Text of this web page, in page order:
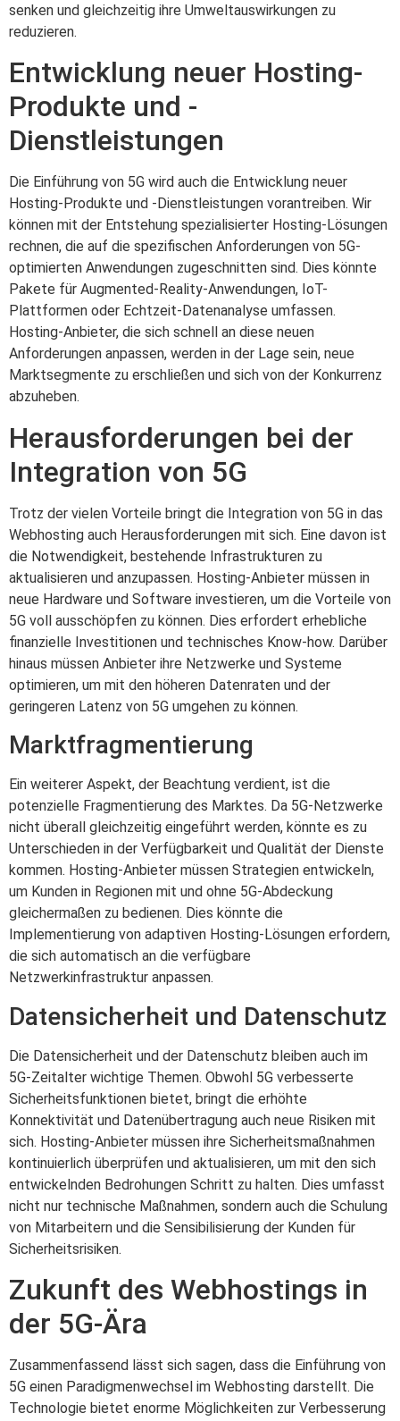
senken und gleichzeitig ihre Umweltauswirkungen zu
reduzieren.
Entwicklung neuer Hosting-
Produkte und -
Dienstleistungen
Die Einführung von 5G wird auch die Entwicklung neuer
Hosting-Produkte und -Dienstleistungen vorantreiben. Wir
können mit der Entstehung spezialisierter Hosting-Lösungen
rechnen, die auf die spezifischen Anforderungen von 5G-
optimierten Anwendungen zugeschnitten sind. Dies könnte
Pakete für Augmented-Reality-Anwendungen, IoT-
Plattformen oder Echtzeit-Datenanalyse umfassen.
Hosting-Anbieter, die sich schnell an diese neuen
Anforderungen anpassen, werden in der Lage sein, neue
Marktsegmente zu erschließen und sich von der Konkurrenz
abzuheben.
Herausforderungen bei der
Integration von 5G
Trotz der vielen Vorteile bringt die Integration von 5G in das
Webhosting auch Herausforderungen mit sich. Eine davon ist
die Notwendigkeit, bestehende Infrastrukturen zu
aktualisieren und anzupassen. Hosting-Anbieter müssen in
neue Hardware und Software investieren, um die Vorteile von
5G voll ausschöpfen zu können. Dies erfordert erhebliche
finanzielle Investitionen und technisches Know-how. Darüber
hinaus müssen Anbieter ihre Netzwerke und Systeme
optimieren, um mit den höheren Datenraten und der
geringeren Latenz von 5G umgehen zu können.
Marktfragmentierung
Ein weiterer Aspekt, der Beachtung verdient, ist die
potenzielle Fragmentierung des Marktes. Da 5G-Netzwerke
nicht überall gleichzeitig eingeführt werden, könnte es zu
Unterschieden in der Verfügbarkeit und Qualität der Dienste
kommen. Hosting-Anbieter müssen Strategien entwickeln,
um Kunden in Regionen mit und ohne 5G-Abdeckung
gleichermaßen zu bedienen. Dies könnte die
Implementierung von adaptiven Hosting-Lösungen erfordern,
die sich automatisch an die verfügbare
Netzwerkinfrastruktur anpassen.
Datensicherheit und Datenschutz
Die Datensicherheit und der Datenschutz bleiben auch im
5G-Zeitalter wichtige Themen. Obwohl 5G verbesserte
Sicherheitsfunktionen bietet, bringt die erhöhte
Konnektivität und Datenübertragung auch neue Risiken mit
sich. Hosting-Anbieter müssen ihre Sicherheitsmaßnahmen
kontinuierlich überprüfen und aktualisieren, um mit den sich
entwickelnden Bedrohungen Schritt zu halten. Dies umfasst
nicht nur technische Maßnahmen, sondern auch die Schulung
von Mitarbeitern und die Sensibilisierung der Kunden für
Sicherheitsrisiken.
Zukunft des Webhostings in
der 5G-Ära
Zusammenfassend lässt sich sagen, dass die Einführung von
5G einen Paradigmenwechsel im Webhosting darstellt. Die
Technologie bietet enorme Möglichkeiten zur Verbesserung